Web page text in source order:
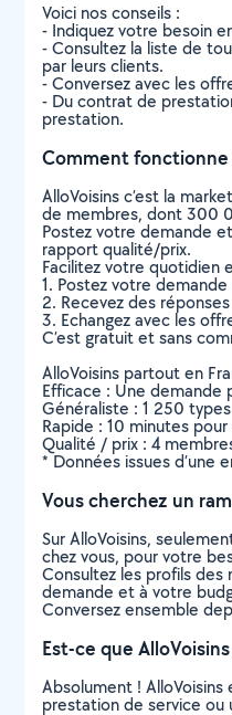
Voici nos conseils :
- Indiquez votre besoin
- Consultez la liste de
par leurs clients.
- Conversez avec les
- Du contrat de
prestation.
Comment fonctionne
AlloVoisins c’est la
de membres, dont 300
Postez votre demande
rapport qualité/prix.
Facilitez votre quotidien
1. Postez votre
2. Recevez des
3. Echangez avec les
C’est gratuit et sans
AlloVoisins partout en
Efficace : Une
Généraliste : 1 250
Rapide : 10 minutes
Qualité / prix : 4
* Données issues d’une
Vous cherchez un
Sur AlloVoisins,
chez vous, pour votre
Consultez les profils
demande et à votre
Conversez ensemble
Est-ce que
Absolument !
prestation de service ou